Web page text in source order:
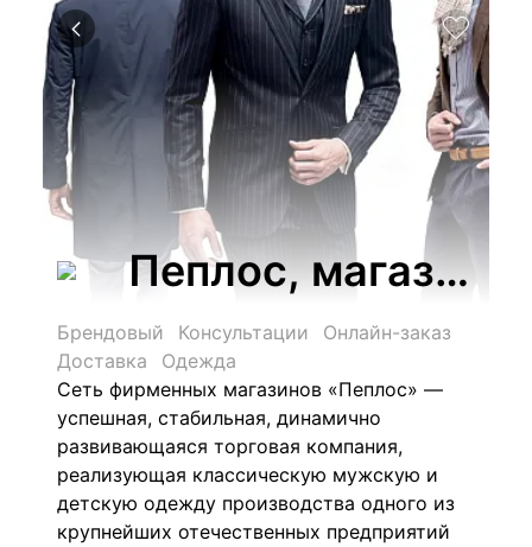
Пеплос, магазин
Брендовый Консультации
Онлайн-заказ
Доставка
Одежда
Сеть фирменных магазинов «Пеплос» —
успешная, стабильная, динамично
развивающаяся торговая компания,
реализующая классическую мужскую и
детскую одежду производства одного из
крупнейших отечественных предприятий